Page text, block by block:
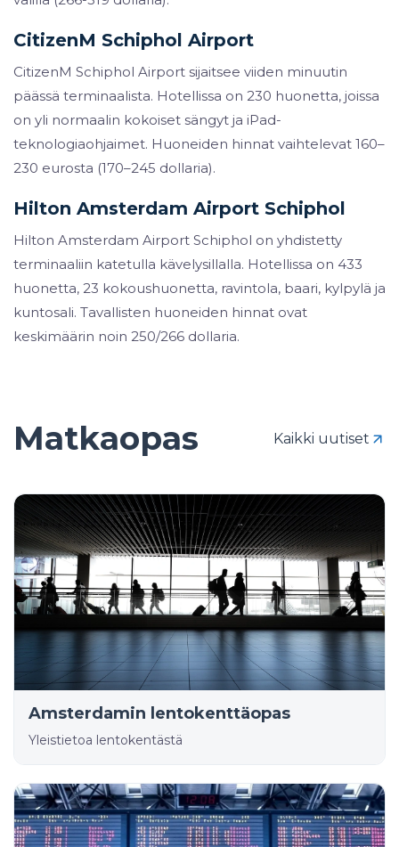
CitizenM Schiphol Airport
CitizenM Schiphol Airport sijaitsee viiden minuutin
päässä terminaalista. Hotellissa on 230 huonetta, joissa
on yli normaalin kokoiset sängyt ja iPad-
teknologiaohjaimet. Huoneiden hinnat vaihtelevat 160–
230 eurosta (170–245 dollaria).
Hilton Amsterdam Airport Schiphol
Hilton Amsterdam Airport Schiphol on yhdistetty
terminaaliin katetulla kävelysillalla. Hotellissa on 433
huonetta, 23 kokoushuonetta, ravintola, baari, kylpylä ja
kuntosali. Tavallisten huoneiden hinnat ovat
keskimäärin noin 250/266 dollaria.
Matkaopas Kaikki uutiset
Amsterdamin lentokenttäopas
Yleistietoa lentokentästä